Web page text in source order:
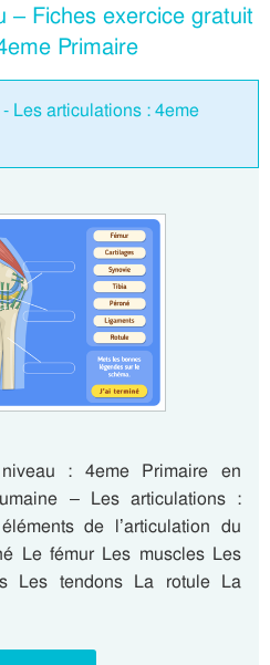
– Fiches exercice gratuit
Primaire
Les articulations : 4eme
: 4eme Primaire en
– Les articulations :
de l’articulation du
Le fémur Les muscles Les
Les tendons La rotule La